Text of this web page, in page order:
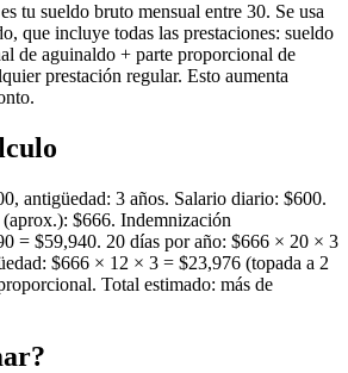
tu sueldo bruto mensual entre 30. Se usa
que incluye todas las prestaciones: sueldo
de aguinaldo + parte proporcional de
prestación regular. Esto aumenta
antigüedad: 3 años. Salario diario: $600.
$666. Indemnización
= $59,940. 20 días por año: $666 × 20 × 3
$666 × 12 × 3 = $23,976 (topada a 2
Total estimado: más de